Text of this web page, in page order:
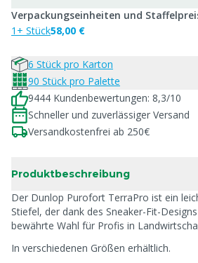
Verpackungseinheiten und
1+ Stück58,00 €
6 Stück pro Karton
90 Stück pro Palette
9444 Kundenbewertungen: 8,3/10
Schneller und zuverlässiger Versand
Versandkostenfrei ab 250€
Produktbeschreibung
Der Dunlop Purofort TerraPro ist ein
Stiefel, der dank des Sneaker-Fit-
bewährte Wahl für Profis in
In verschiedenen Größen erhältlich.